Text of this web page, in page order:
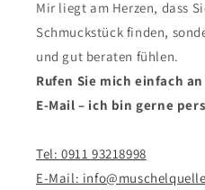
Mir liegt am Herzen, dass
Schmuckstück finden,
und gut beraten fühlen.
Rufen Sie mich einfach
E-Mail – ich bin gerne
Tel: 0911 93218998
E-Mail: